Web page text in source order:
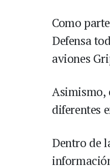
Como
Defensa
aviones
Asimismo,
diferentes
Dentro de